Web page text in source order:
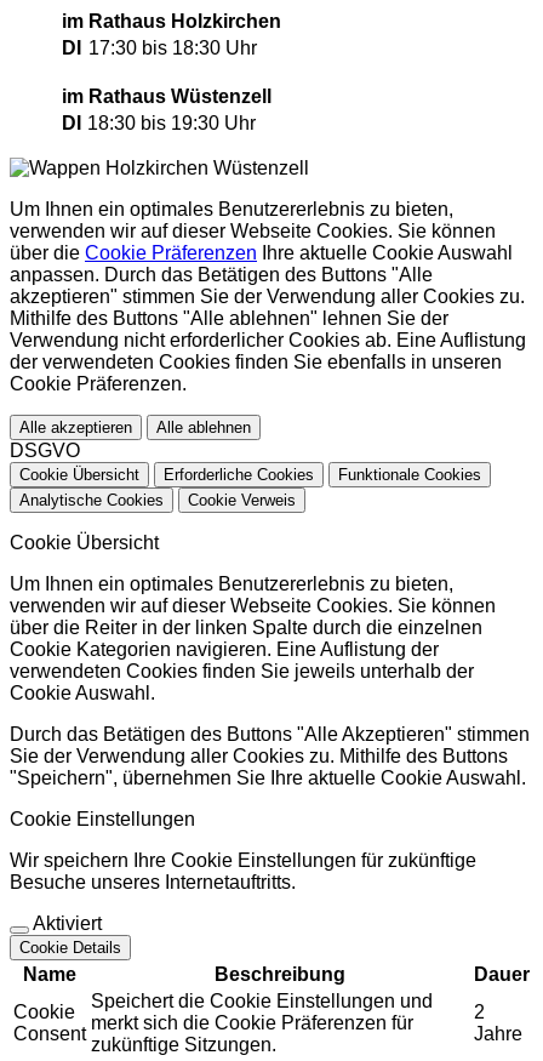
im Rathaus Holzkirchen
DI
17:30 bis 18:30 Uhr
im Rathaus Wüstenzell
DI
18:30 bis 19:30 Uhr
Um Ihnen ein optimales Benutzererlebnis zu bieten,
verwenden wir auf dieser Webseite Cookies. Sie können
über die Cookie Präferenzen Ihre aktuelle Cookie Auswahl
anpassen. Durch das Betätigen des Buttons "Alle
akzeptieren" stimmen Sie der Verwendung aller Cookies zu.
Mithilfe des Buttons "Alle ablehnen" lehnen Sie der
Verwendung nicht erforderlicher Cookies ab. Eine Auflistung
der verwendeten Cookies finden Sie ebenfalls in unseren
Cookie Präferenzen.
Alle akzeptieren Alle ablehnen
DSGVO
Cookie Übersicht Erforderliche Cookies
Funktionale Cookies
Analytische Cookies
Cookie Verweis
Cookie Übersicht
Um Ihnen ein optimales Benutzererlebnis zu bieten,
verwenden wir auf dieser Webseite Cookies. Sie können
über die Reiter in der linken Spalte durch die einzelnen
Cookie Kategorien navigieren. Eine Auflistung der
verwendeten Cookies finden Sie jeweils unterhalb der
Cookie Auswahl.
Durch das Betätigen des Buttons "Alle Akzeptieren" stimmen
Sie der Verwendung aller Cookies zu. Mithilfe des Buttons
"Speichern", übernehmen Sie Ihre aktuelle Cookie Auswahl.
Cookie Einstellungen
Wir speichern Ihre Cookie Einstellungen für zukünftige
Besuche unseres Internetauftritts.
Aktiviert
Cookie Details
Name Beschreibung
Dauer
Cookie
Consent
Speichert die Cookie Einstellungen und
merkt sich die Cookie Präferenzen für
zukünftige Sitzungen.
2
Jahre